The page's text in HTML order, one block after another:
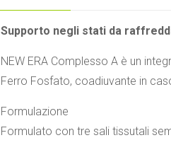
Supporto negli stati da
NEW ERA Complesso A è un
Ferro Fosfato, coadiuvante in
Formulazione
Formulato con tre sali tissutali